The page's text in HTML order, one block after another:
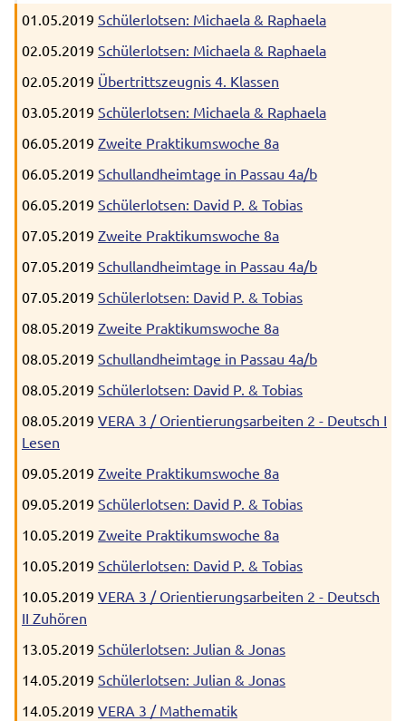
01.05.2019 Schülerlotsen: Michaela & Raphaela
02.05.2019 Schülerlotsen: Michaela & Raphaela
02.05.2019 Übertrittszeugnis 4. Klassen
03.05.2019 Schülerlotsen: Michaela & Raphaela
06.05.2019 Zweite Praktikumswoche 8a
06.05.2019 Schullandheimtage in Passau 4a/b
06.05.2019 Schülerlotsen: David P. & Tobias
07.05.2019 Zweite Praktikumswoche 8a
07.05.2019 Schullandheimtage in Passau 4a/b
07.05.2019 Schülerlotsen: David P. & Tobias
08.05.2019 Zweite Praktikumswoche 8a
08.05.2019 Schullandheimtage in Passau 4a/b
08.05.2019 Schülerlotsen: David P. & Tobias
08.05.2019 VERA 3 / Orientierungsarbeiten 2 - Deutsch I
Lesen
09.05.2019 Zweite Praktikumswoche 8a
09.05.2019 Schülerlotsen: David P. & Tobias
10.05.2019 Zweite Praktikumswoche 8a
10.05.2019 Schülerlotsen: David P. & Tobias
10.05.2019 VERA 3 / Orientierungsarbeiten 2 - Deutsch
II Zuhören
13.05.2019 Schülerlotsen: Julian & Jonas
14.05.2019 Schülerlotsen: Julian & Jonas
14.05.2019 VERA 3 / Mathematik